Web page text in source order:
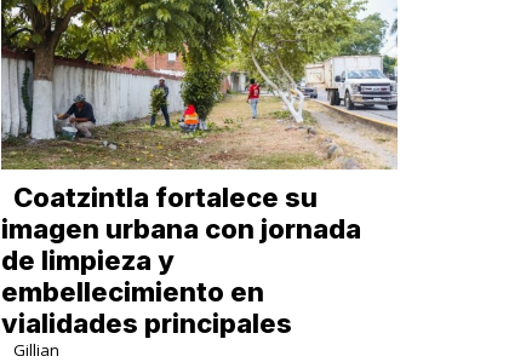
Coatzintla fortalece su
imagen urbana con jornada
de limpieza y
embellecimiento en
vialidades principales
Gillian